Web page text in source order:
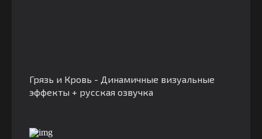
Грязь и Кровь - Динамичные визуальные
эффекты + русская озвучка